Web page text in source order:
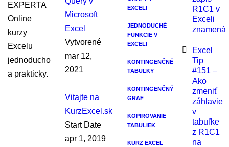
EXPERTA
Online
kurzy
Excelu
jednoducho
a prakticky.
Microsoft
Excel
Vytvorené
mar 12,
2021
Vitajte na
KurzExcel.sk
Start Date
apr 1, 2019
EXCELI
JEDNODUCHÉ
FUNKCIE V
EXCELI
KONTINGENČNÉ
TABUĽKY
KONTINGENČNÝ
GRAF
KOPIROVANIE
TABULIEK
KURZ EXCEL
R1C1 v
Exceli
znamená
Excel
Tip
#151 –
Ako
zmeniť
záhlavie
v
tabuľke
z R1C1
na